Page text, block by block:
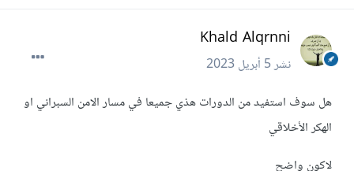
Khald Alqrnni
نشر5 أبريل 2023
هل سوف استفيد من الدورات هذي جميعا في مسار الامن السبراني او
الهكر الأخلاقي
لاكون واضح